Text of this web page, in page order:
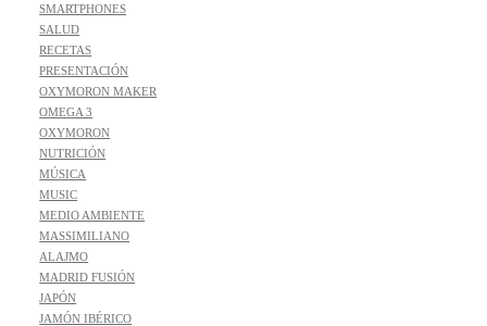
SMARTPHONES
SALUD
RECETAS
PRESENTACIÓN
OXYMORON MAKER
OMEGA 3
OXYMORON
NUTRICIÓN
MÚSICA
MUSIC
MEDIO AMBIENTE
MASSIMILIANO
ALAJMO
MADRID FUSIÓN
JAPÓN
JAMÓN IBÉRICO